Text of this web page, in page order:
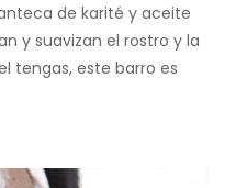
de karité y aceite
y suavizan el rostro y la
tengas, este barro es